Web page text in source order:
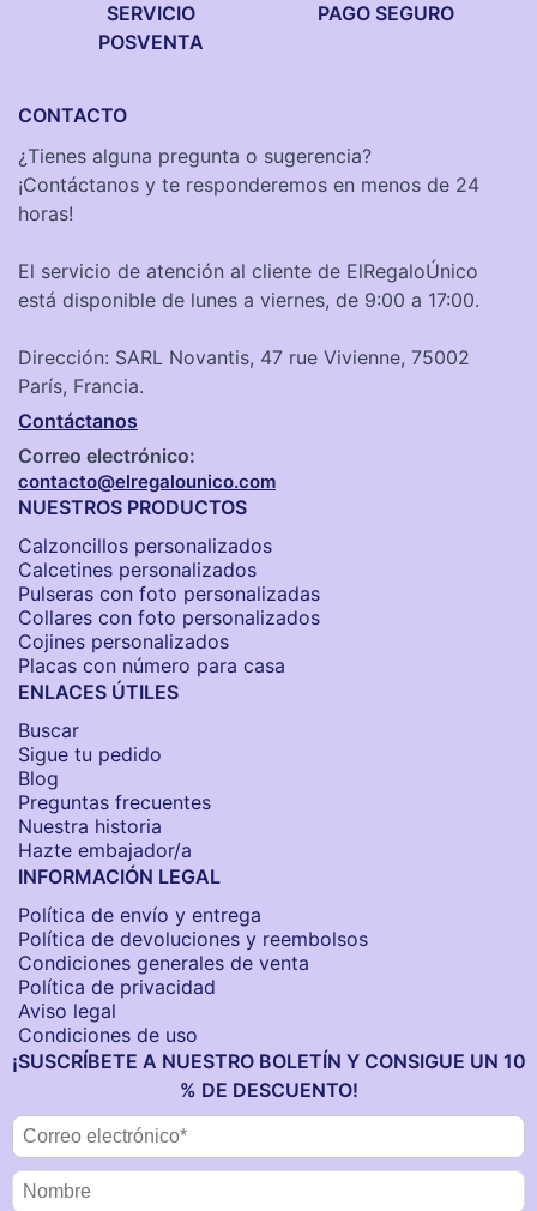
SERVICIO
POSVENTA
PAGO SEGURO
CONTACTO
¿Tienes alguna pregunta o sugerencia?
¡Contáctanos y te responderemos en menos de 24
horas!
El servicio de atención al cliente de ElRegaloÚnico
está disponible de lunes a viernes, de 9:00 a 17:00.
Dirección: SARL Novantis, 47 rue Vivienne, 75002
París, Francia.
Contáctanos
Correo electrónico:
contacto@elregalounico.com
NUESTROS PRODUCTOS
Calzoncillos personalizados​
Calcetines personalizados
Pulseras con foto personalizadas
Collares con foto personalizados
Cojines personalizados
Placas con número para casa
ENLACES ÚTILES
Buscar
Sigue tu pedido
Blog
Preguntas frecuentes
Nuestra historia
Hazte embajador/a
INFORMACIÓN LEGAL
Política de envío y entrega
Política de devoluciones y reembolsos
Condiciones generales de venta
Política de privacidad
Aviso legal
Condiciones de uso
¡SUSCRÍBETE A NUESTRO BOLETÍN Y CONSIGUE UN 10
% DE DESCUENTO!